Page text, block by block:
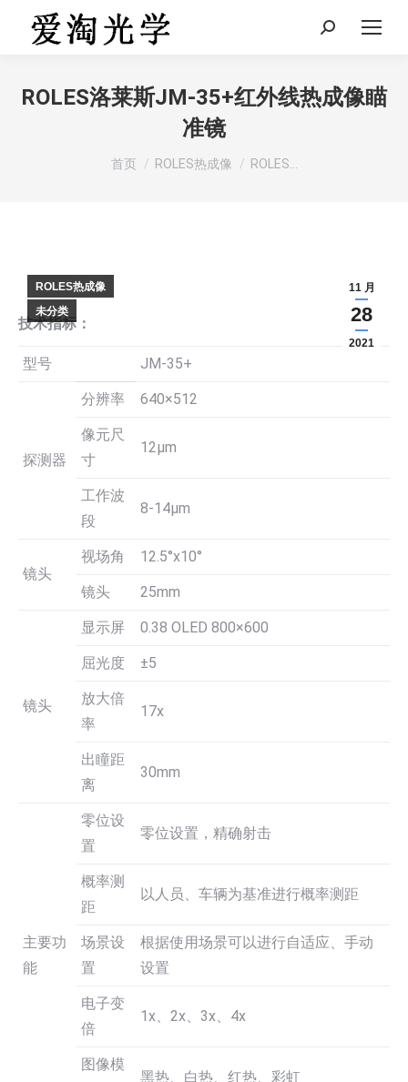
Search:
ROLES洛莱斯JM-35+红外线热成像瞄
准镜
您在这里：
首页 ROLES热成像 ROLES…
11 月
28
2021
ROLES热成像
未分类
技术指标：
型号 JM-35+
探测器
分辨率 640×512
像元尺
寸
12μm
工作波
段
8-14μm
镜头
视场角 12.5°x10°
镜头 25mm
镜头
显示屏 0.38 OLED 800×600
屈光度 ±5
放大倍
率
17x
出瞳距
离
30mm
主要功
能
零位设
置
零位设置，精确射击
概率测
距
以人员、车辆为基准进行概率测距
场景设
置
根据使用场景可以进行自适应、手动
设置
电子变
倍
1x、2x、3x、4x
图像模
黑热、白热、红热、彩虹